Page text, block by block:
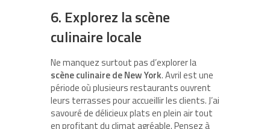
6. Explorez la scène
culinaire locale
Ne manquez surtout pas d’explorer la
scène culinaire de New York. Avril est une
période où plusieurs restaurants ouvrent
leurs terrasses pour accueillir les clients. J’ai
savouré de délicieux plats en plein air tout
en profitant du climat agréable. Pensez à